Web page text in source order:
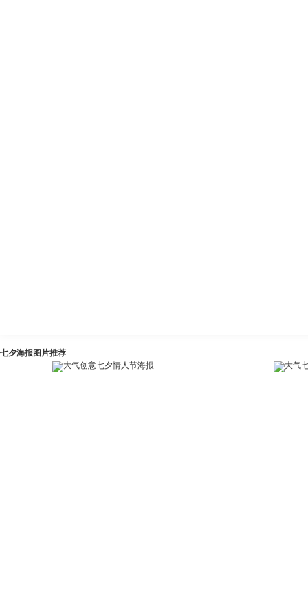
七夕海报图片推荐